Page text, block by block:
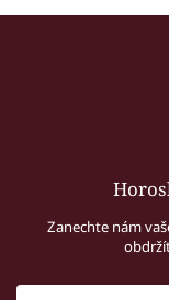
Zanechte nám